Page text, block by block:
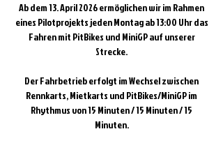
Ab dem 13. April 2026 ermöglichen wir im Rahmen
eines Pilotprojekts jeden Montag ab 13:00 Uhr das
Fahren mit PitBikes und MiniGP auf unserer
Strecke.
Der Fahrbetrieb erfolgt im Wechsel zwischen
Rennkarts, Mietkarts und PitBikes/MiniGP im
Rhythmus von 15 Minuten / 15 Minuten / 15
Minuten.